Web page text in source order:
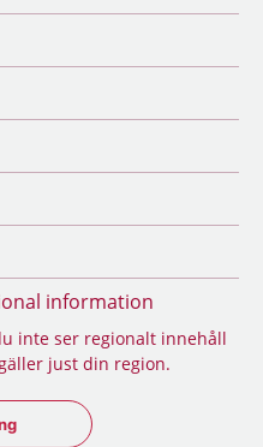
information
inte ser regionalt innehåll
just din region.
regionsväljaren